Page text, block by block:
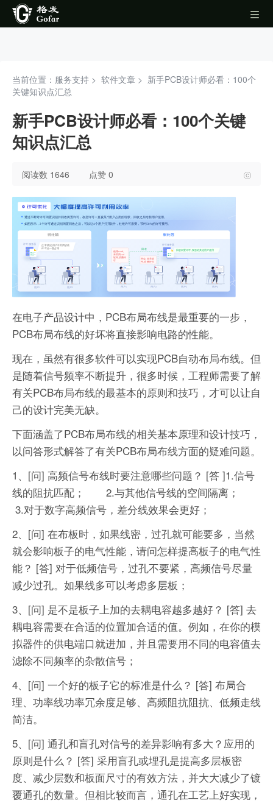
当前位置：服务支持 > 软件文章 > 新手PCB设计师必看：100个
关键知识点汇总
新手PCB设计师必看：100个关键
知识点汇总
阅读数 1646 点赞 0
在电子产品设计中，PCB布局布线是最重要的一步，
PCB布局布线的好坏将直接影响电路的性能。
现在，虽然有很多软件可以实现PCB自动布局布线。但
是随着信号频率不断提升，很多时候，工程师需要了解
有关PCB布局布线的最基本的原则和技巧，才可以让自
己的设计完美无缺。
下面涵盖了PCB布局布线的相关基本原理和设计技巧，
以问答形式解答了有关PCB布局布线方面的疑难问题。
1、[问] 高频信号布线时要注意哪些问题？ [答 ]1.信号
线的阻抗匹配；
2.与其他信号线的空间隔离；
3.对于数字高频信号，差分线效果会更好；
2、[问] 在布板时，如果线密，过孔就可能要多，当然
就会影响板子的电气性能，请问怎样提高板子的电气性
能？ [答] 对于低频信号，过孔不要紧，高频信号尽量
减少过孔。如果线多可以考虑多层板；
3、[问] 是不是板子上加的去耦电容越多越好？ [答] 去
耦电容需要在合适的位置加合适的值。例如，在你的模
拟器件的供电端口就进加，并且需要用不同的电容值去
滤除不同频率的杂散信号；
4、[问] 一个好的板子它的标准是什么？ [答] 布局合
理、功率线功率冗余度足够、高频阻抗阻抗、低频走线
简洁。
5、[问] 通孔和盲孔对信号的差异影响有多大？应用的
原则是什么？ [答] 采用盲孔或埋孔是提高多层板密
度、减少层数和板面尺寸的有效方法，并大大减少了镀
覆通孔的数量。但相比较而言，通孔在工艺上好实现，